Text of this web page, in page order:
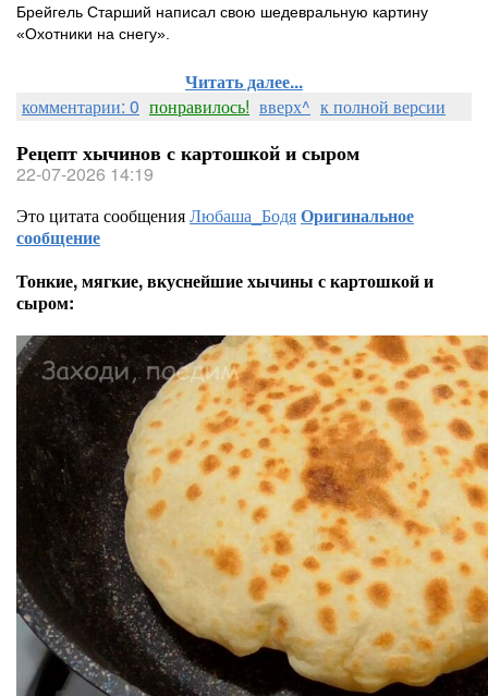
Брейгель Старший написал свою шедевральную картину
«Охотники на снегу».
Читать далее...
комментарии: 0 понравилось! вверх^ к полной версии
Рецепт хычинов с картошкой и сыром
22-07-2026 14:19
Это цитата сообщенияЛюбаша_БодяОригинальное
сообщение
Тонкие, мягкие, вкуснейшие хычины с картошкой и
сыром: